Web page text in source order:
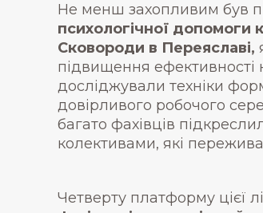
Не менш захопливим був
психологічної допомоги
Сковороди в Переяславі,
підвищення ефективності
досліджували техніки
довірливого робочого
багато фахівців
колективами, які
Четверту платформу цієї